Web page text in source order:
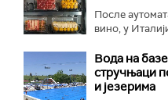
После
вино, у
Вода на
стручњаци
и језерима